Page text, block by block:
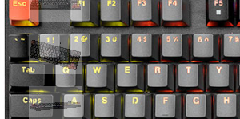
SMARTWATCHE I TABLETY
SMARTWATCHE
KABLE